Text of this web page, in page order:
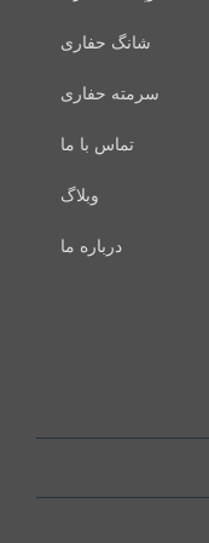
شانگ حفاری
سرمته حفاری
تماس با ما
وبلاگ
درباره ما